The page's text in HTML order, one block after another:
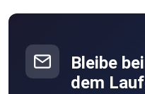
Ganderkesee
8zm3btno
Bleibe
dem